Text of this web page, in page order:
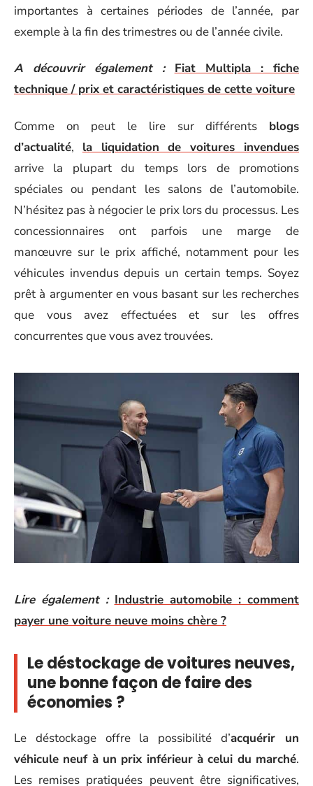
importantes à certaines périodes de l’année, par
exemple à la fin des trimestres ou de l’année civile.
A découvrir également :
Fiat Multipla : fiche
technique / prix et caractéristiques de cette voiture
Comme on peut le lire sur différents blogs
d’actualité, la liquidation de voitures invendues
arrive la plupart du temps lors de promotions
spéciales ou pendant les salons de l’automobile.
N’hésitez pas à négocier le prix lors du processus. Les
concessionnaires ont parfois une marge de
manœuvre sur le prix affiché, notamment pour les
véhicules invendus depuis un certain temps. Soyez
prêt à argumenter en vous basant sur les recherches
que vous avez effectuées et sur les offres
concurrentes que vous avez trouvées.
Lire également : Industrie automobile : comment
payer une voiture neuve moins chère ?
Le déstockage de voitures neuves,
une bonne façon de faire des
économies ?
Le déstockage offre la possibilité d’acquérir un
véhicule neuf à un prix inférieur à celui du marché.
Les remises pratiquées peuvent être significatives,